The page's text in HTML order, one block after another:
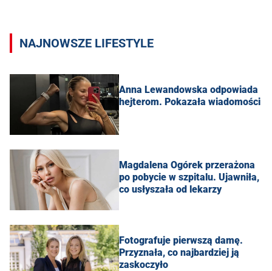
NAJNOWSZE LIFESTYLE
Anna Lewandowska odpowiada
hejterom. Pokazała wiadomości
Magdalena Ogórek przerażona
po pobycie w szpitalu. Ujawniła,
co usłyszała od lekarzy
Fotografuje pierwszą damę.
Przyznała, co najbardziej ją
zaskoczyło